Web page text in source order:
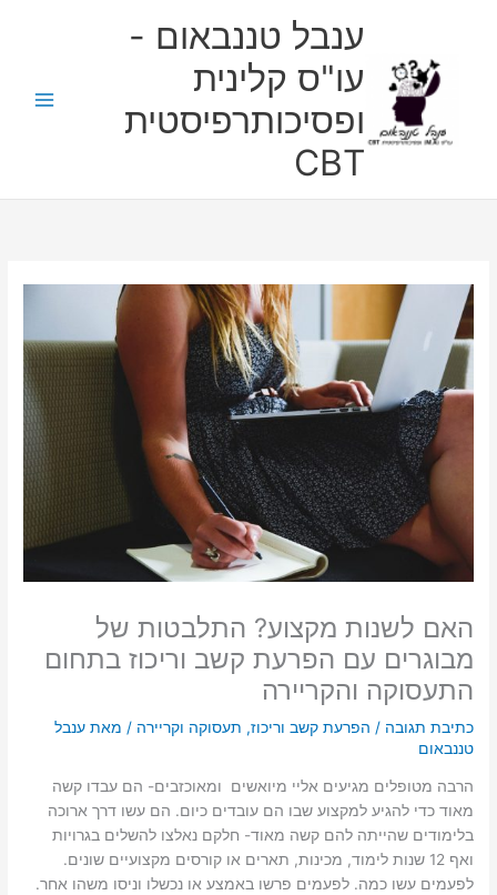
ענבל טננבאום -
עו"ס קלינית
ופסיכותרפיסטית
CBT
האם לשנות מקצוע? התלבטות של
מבוגרים עם הפרעת קשב וריכוז בתחום
התעסוקה והקריירה
כתיבת תגובה / הפרעת קשב וריכוז, תעסוקה וקריירה / מאתענבל
טננבאום
הרבה מטופלים מגיעים אליי מיואשים ומאוכזבים- הם עבדו קשה
מאוד כדי להגיע למקצוע שבו הם עובדים כיום. הם עשו דרך ארוכה
בלימודים שהייתה להם קשה מאוד- חלקם נאלצו להשלים בגרויות
ואף 12 שנות לימוד, מכינות, תארים או קורסים מקצועיים שונים.
לפעמים עשו כמה. לפעמים פרשו באמצע או נכשלו וניסו משהו אחר.